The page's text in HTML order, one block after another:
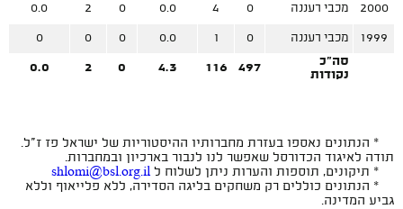
2000 מכבי רעננה 0
4
0.0
0
2
0.0
1999 מכבי רעננה 0
1
0.0
0
0
0
סה"כ
נקודות
497
116
4.3
0
2
0.0
* הנתונים נאספו בעזרת מחברותיו ההיסטוריות של ישראל פז ז"ל.
תודה לאיגוד הכדורסל שאפשר לנו לנבור בארכיון ובמחברות.
* תיקונים, תוספות והערות ניתן לשלוח ל shlomi@bsl.org.il
* הנתונים כוללים רק משחקים בליגה הסדירה, ללא פלייאוף וללא
גביע המדינה.